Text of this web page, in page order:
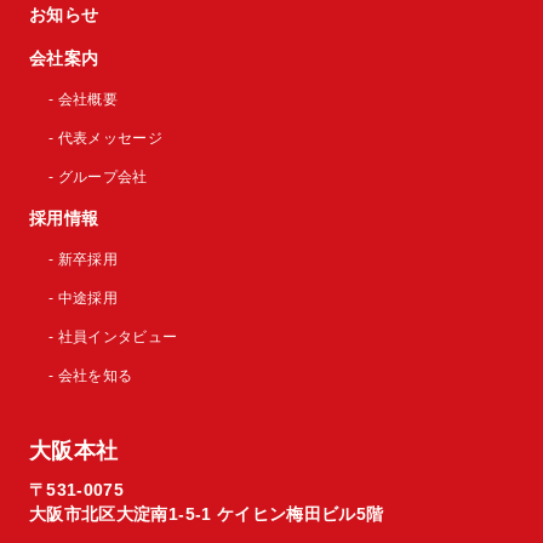
お知らせ
会社案内
- 会社概要
- 代表メッセージ
- グループ会社
採用情報
- 新卒採用
- 中途採用
- 社員インタビュー
- 会社を知る
大阪本社
〒531-0075
大阪市北区大淀南1-5-1 ケイヒン梅田ビル5階